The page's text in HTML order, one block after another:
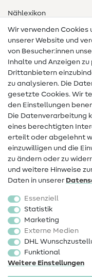
Nählexikon
Nähanleitungen
Hilfe & Kontakt
Kontakt
Infos zum
Widerrufsrecht
Beliebt
Stoffe
Sale
Schnittmuster
Wir verwenden Cookies
unserer Website und
von Besucher:innen
Inhalte und Anzeigen
Drittanbietern
zu analysieren. Die
gesetzte Cookies. Wir
den Einstellungen
Die Datenverarbeitung
eines berechtigten
erteilt oder abgelehnt
einzuwilligen und die
zu ändern oder zu
und weitere Hinweise
Daten in unserer
Essenziell
Statistik
Marketing
Externe Medien
DHL
Funktional
Weitere Einstellungen